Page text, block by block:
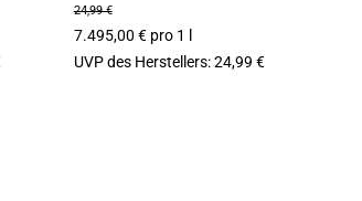
24,99 €
7.495,00 € pro 1 l
UVP des Herstellers:24,99 €